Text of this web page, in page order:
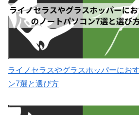
ライノセラスやグラスホッパーにお
ン7選と選び方